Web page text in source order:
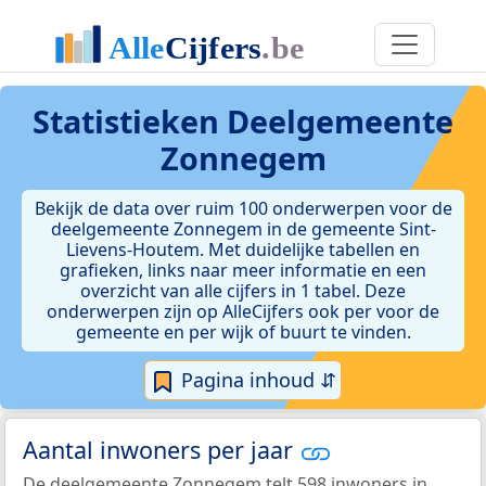
Statistieken Deelgemeente
Zonnegem
Bekijk de data over ruim 100 onderwerpen voor de
deelgemeente Zonnegem in de gemeente Sint-
Lievens-Houtem. Met duidelijke tabellen en
grafieken, links naar meer informatie en een
overzicht van alle cijfers in 1 tabel. Deze
onderwerpen zijn op AlleCijfers ook per voor de
gemeente en per wijk of buurt te vinden.
Pagina inhoud ⇵
Aantal inwoners per jaar